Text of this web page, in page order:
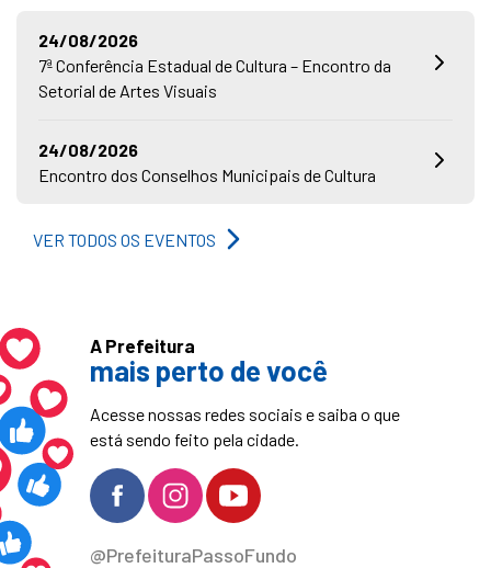
24/08/2026
7ª Conferência Estadual de Cultura – Encontro da
Setorial de Artes Visuais
24/08/2026
Encontro dos Conselhos Municipais de Cultura
VER TODOS OS EVENTOS
A Prefeitura
mais perto de você
Acesse nossas redes sociais e saiba o que
está sendo feito pela cidade.
@PrefeituraPassoFundo